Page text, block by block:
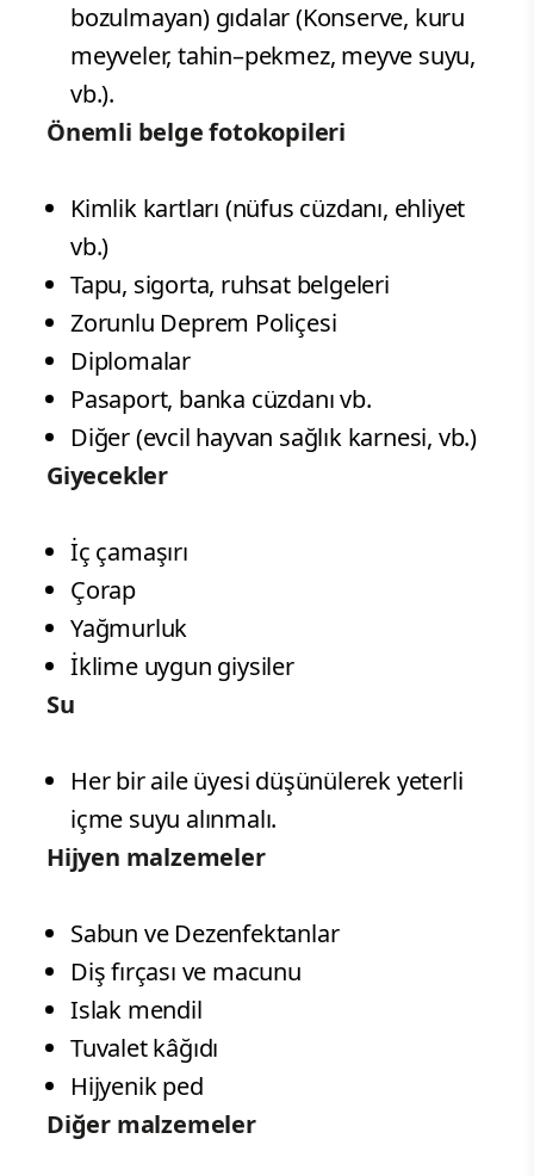
bozulmayan) gıdalar (Konserve, kuru
meyveler, tahin–pekmez, meyve suyu,
vb.).
Önemli belge fotokopileri
Kimlik kartları (nüfus cüzdanı, ehliyet
vb.)
Tapu, sigorta, ruhsat belgeleri
Zorunlu Deprem Poliçesi
Diplomalar
Pasaport, banka cüzdanı vb.
Diğer (evcil hayvan sağlık karnesi, vb.)
Giyecekler
İç çamaşırı
Çorap
Yağmurluk
İklime uygun giysiler
Su
Her bir aile üyesi düşünülerek yeterli
içme suyu alınmalı.
Hijyen malzemeler
Sabun ve Dezenfektanlar
Diş fırçası ve macunu
Islak mendil
Tuvalet kâğıdı
Hijyenik ped
Diğer malzemeler